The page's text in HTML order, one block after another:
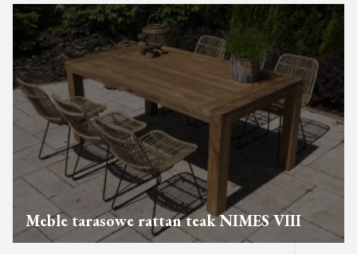
Meble tarasowe rattan teak NIMES VIII